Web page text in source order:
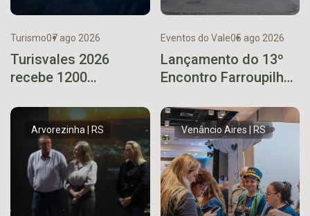
Turismo07 ago 2026
Turisvales 2026
recebe 1200
turístico
Eventos do Vale05 ago 2026
Lançamento do 13º
Encontro Farroupilha
neste sábado
Arvorezinha | RS Venâncio Aires | RS